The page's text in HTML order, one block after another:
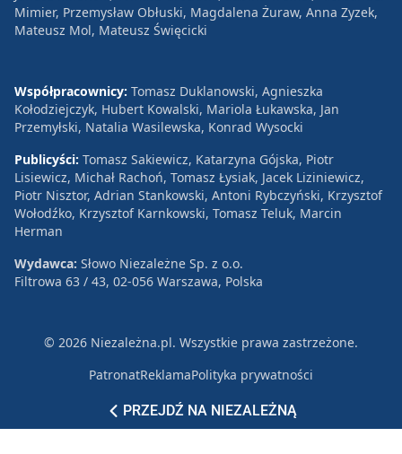
PRZEJDŹ NA NIEZALEŻNĄ
Mimier, Przemysław Obłuski, Magdalena Żuraw, Anna Zyzek,
Mateusz Mol, Mateusz Święcicki
Współpracownicy: Tomasz Duklanowski, Agnieszka
Kołodziejczyk, Hubert Kowalski, Mariola Łukawska, Jan
Przemyłski, Natalia Wasilewska, Konrad Wysocki
Publicyści: Tomasz Sakiewicz, Katarzyna Gójska, Piotr
Lisiewicz, Michał Rachoń, Tomasz Łysiak, Jacek Liziniewicz,
Piotr Nisztor, Adrian Stankowski, Antoni Rybczyński, Krzysztof
Wołodźko, Krzysztof Karnkowski, Tomasz Teluk, Marcin
Herman
Wydawca: Słowo Niezależne Sp. z o.o.
Filtrowa 63 / 43, 02-056 Warszawa, Polska
© 2026 Niezależna.pl. Wszystkie prawa zastrzeżone.
PatronatReklamaPolityka prywatności